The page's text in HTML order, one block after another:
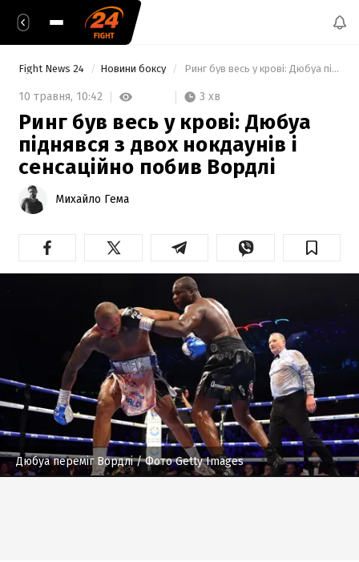
Fight News 24 Новини боксу Ринг був весь у крові: Дюбуа піднявся з двох нокдаунів і сенсаційно побив Вордлі
10 травня, 10:42 3 хв
Ринг був весь у крові: Дюбуа
піднявся з двох нокдаунів і
сенсаційно побив Вордлі
Михайло Гема
Дюбуа переміг Вордлі/ Фото Getty Images